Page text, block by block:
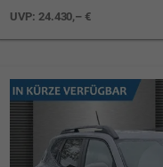
UVP:24.430,– €